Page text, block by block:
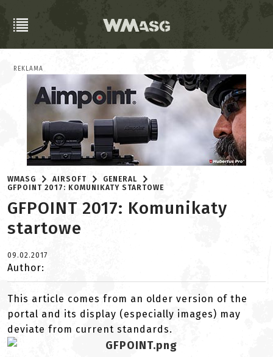
REKLAMA
WMASG AIRSOFT
GENERAL
GFPOINT 2017: KOMUNIKATY STARTOWE
GFPOINT 2017: Komunikaty
startowe
09.02.2017
Author:
This article comes from an older version of the
portal and its display (especially images) may
deviate from current standards.